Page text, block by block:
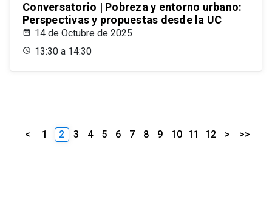
Conversatorio | Pobreza y entorno urbano:
Perspectivas y propuestas desde la UC
14 de Octubre de 2025
13:30 a 14:30
< 1 2 3 4 5 6 7 8 9 10 11 12 > >>